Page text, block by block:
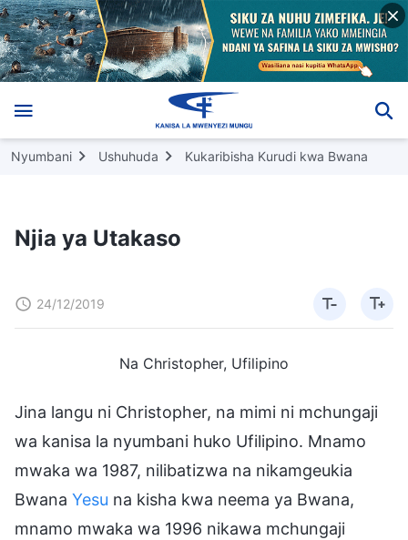
Nyumbani Ushuhuda Kukaribisha Kurudi kwa Bwana
Njia ya Utakaso
24/12/2019
Na Christopher, Ufilipino
Jina langu ni Christopher, na mimi ni mchungaji
wa kanisa la nyumbani huko Ufilipino. Mnamo
mwaka wa 1987, nilibatizwa na nikamgeukia
Bwana Yesu na kisha kwa neema ya Bwana,
mnamo mwaka wa 1996 nikawa mchungaji